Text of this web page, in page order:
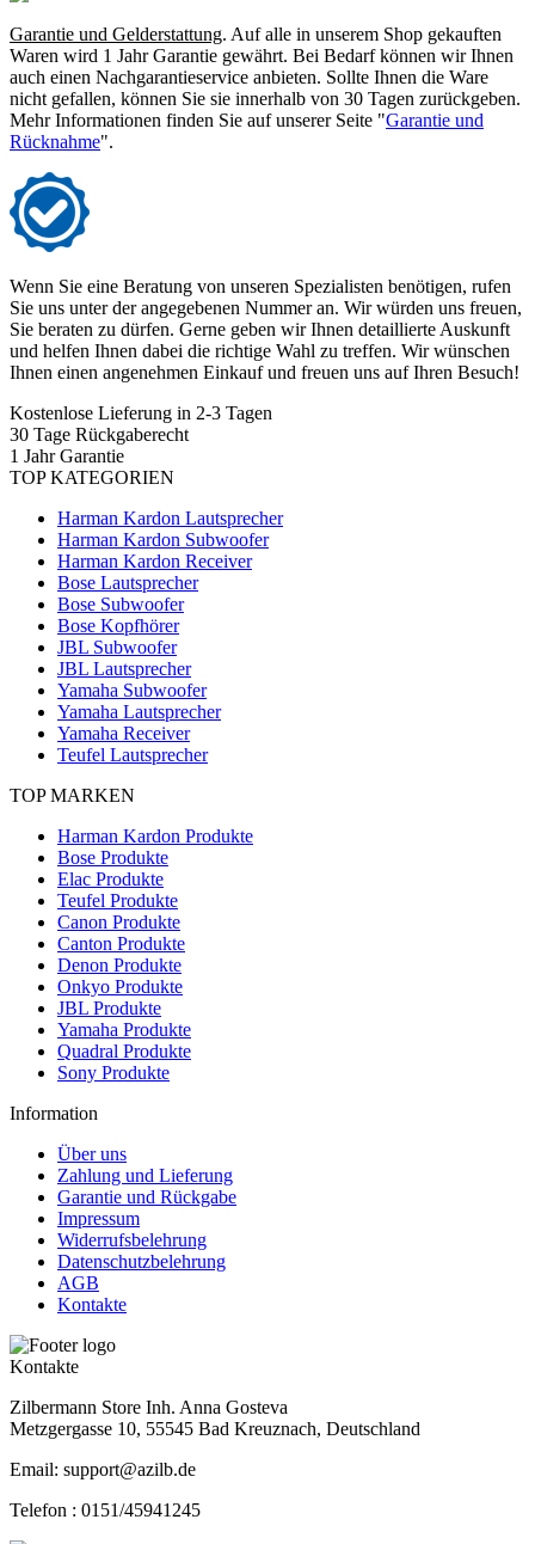
Garantie und Gelderstattung. Auf alle in unserem Shop gekauften
Waren wird 1 Jahr Garantie gewährt. Bei Bedarf können wir Ihnen
auch einen Nachgarantieservice anbieten. Sollte Ihnen die Ware
nicht gefallen, können Sie sie innerhalb von 30 Tagen zurückgeben.
Mehr Informationen finden Sie auf unserer Seite "Garantie und
Rücknahme".
Wenn Sie eine Beratung von unseren Spezialisten benötigen, rufen
Sie uns unter der angegebenen Nummer an. Wir würden uns freuen,
Sie beraten zu dürfen. Gerne geben wir Ihnen detaillierte Auskunft
und helfen Ihnen dabei die richtige Wahl zu treffen. Wir wünschen
Ihnen einen angenehmen Einkauf und freuen uns auf Ihren Besuch!
Kostenlose Lieferung in 2-3 Tagen
30 Tage Rückgaberecht
1 Jahr Garantie
TOP KATEGORIEN
Harman Kardon Lautsprecher
Harman Kardon Subwoofer
Harman Kardon Receiver
Bose Lautsprecher
Bose Subwoofer
Bose Kopfhörer
JBL Subwoofer
JBL Lautsprecher
Yamaha Subwoofer
Yamaha Lautsprecher
Yamaha Receiver
Teufel Lautsprecher
TOP MARKEN
Harman Kardon Produkte
Bose Produkte
Elac Produkte
Teufel Produkte
Canon Produkte
Canton Produkte
Denon Produkte
Onkyo Produkte
JBL Produkte
Yamaha Produkte
Quadral Produkte
Sony Produkte
Information
Über uns
Zahlung und Lieferung
Garantie und Rückgabe
Impressum
Widerrufsbelehrung
Datenschutzbelehrung
AGB
Kontakte
Kontakte
Zilbermann Store Inh. Anna Gosteva
Metzgergasse 10, 55545 Bad Kreuznach, Deutschland
Email: support@azilb.de
Telefon : 0151/45941245